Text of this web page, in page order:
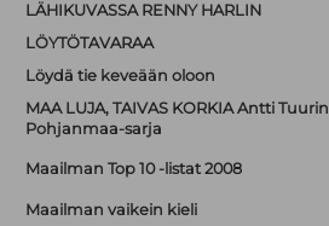
LÄHIKUVASSA RENNY HARLIN
LÖYTÖTAVARAA
Löydä tie keveään oloon
MAA LUJA, TAIVAS KORKIA Antti Tuurin
Pohjanmaa-sarja
Maailman Top 10 -listat 2008
Maailman vaikein kieli